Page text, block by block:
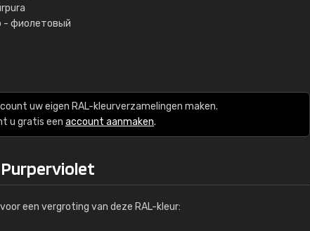
- фиолетовый
uw eigen RAL-kleurverzamelingen maken.
u gratis een account aanmaken.
een vergroting van deze RAL-kleur: